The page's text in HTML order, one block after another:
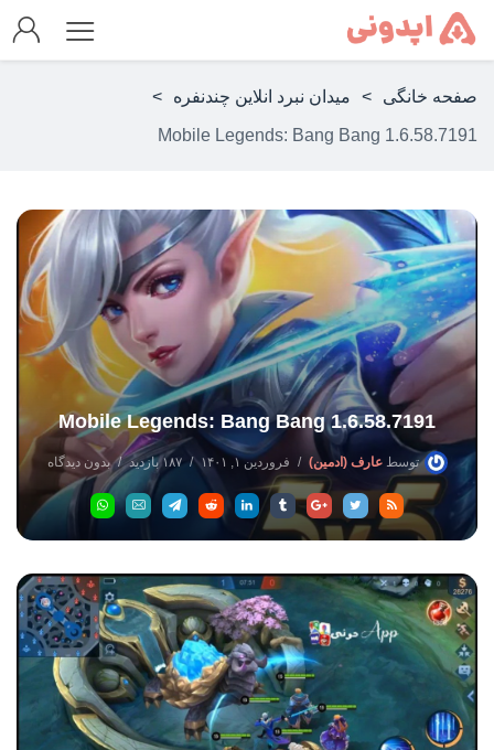
صفحه خانگی > میدان نبرد انلاین چندنفره >
Mobile Legends: Bang Bang 1.6.58.7191
Mobile Legends: Bang Bang 1.6.58.7191
توسطعارف (ادمین) فروردین ۱, ۱۴۰۱ ۱۸۷ بازدید بدون دیدگاه